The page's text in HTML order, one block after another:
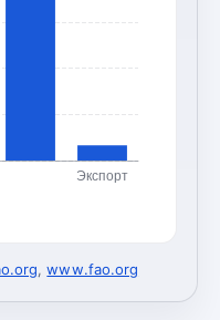
Экспорт
,www.fao.org